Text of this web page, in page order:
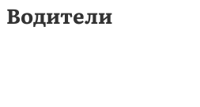
Водители